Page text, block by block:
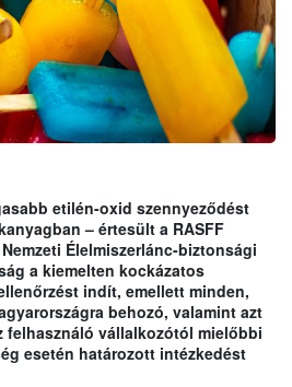
etilén-oxid szennyeződést
– értesült a RASFF
Élelmiszerlánc-biztonsági
a kiemelten kockázatos
indít, emellett minden,
behozó, valamint azt
felhasználó vállalkozótól mielőbbi
esetén határozott intézkedést